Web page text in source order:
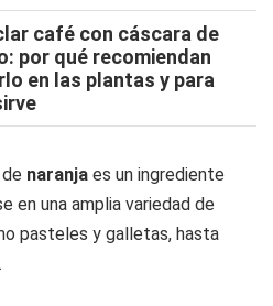
café con cáscara de
por qué recomiendan
en las plantas y para
de naranja es un ingrediente
en una amplia variedad de
pasteles y galletas, hasta